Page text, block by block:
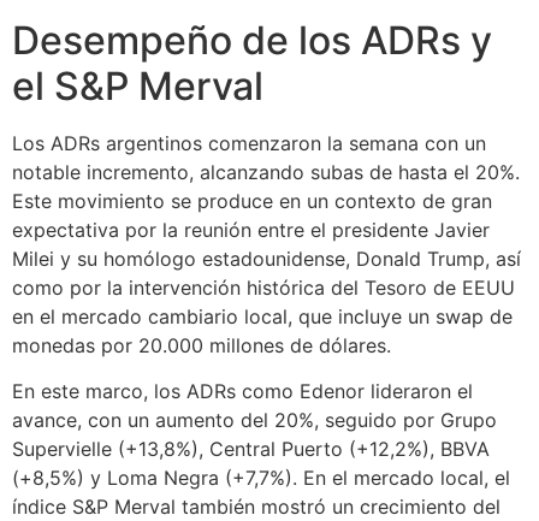
Desempeño de los ADRs y
el S&P Merval
Los ADRs argentinos comenzaron la semana con un
notable incremento, alcanzando subas de hasta el 20%.
Este movimiento se produce en un contexto de gran
expectativa por la reunión entre el presidente Javier
Milei y su homólogo estadounidense, Donald Trump, así
como por la intervención histórica del Tesoro de EEUU
en el mercado cambiario local, que incluye un swap de
monedas por 20.000 millones de dólares.
En este marco, los ADRs como Edenor lideraron el
avance, con un aumento del 20%, seguido por Grupo
Supervielle (+13,8%), Central Puerto (+12,2%), BBVA
(+8,5%) y Loma Negra (+7,7%). En el mercado local, el
índice S&P Merval también mostró un crecimiento del